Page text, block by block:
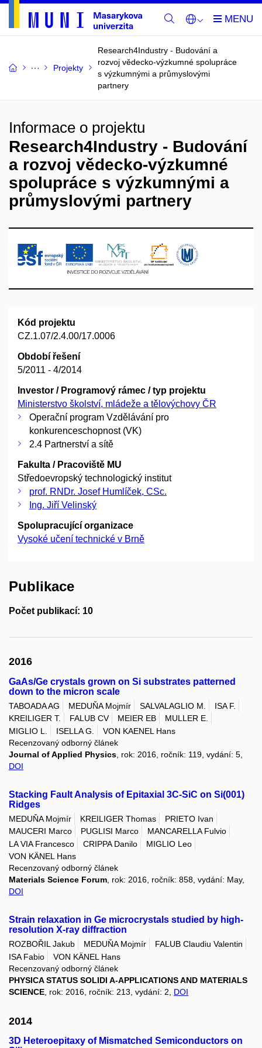
Projekty
Research4Industry - Budování a
rozvoj vědecko-výzkumné spolupráce
s výzkumnými a průmyslovými
partnery
Informace o projektu
Research4Industry - Budování
a rozvoj vědecko-výzkumné
spolupráce s výzkumnými a
průmyslovými partnery
Kód projektu
CZ.1.07/2.4.00/17.0006
Období řešení
5/2011 - 4/2014
Investor / Programový rámec / typ projektu
Ministerstvo školství, mládeže a tělovýchovy ČR
Operační program Vzdělávání pro
konkurenceschopnost (VK)
2.4 Partnerství a sítě
Fakulta / Pracoviště MU
Středoevropský technologický institut
prof. RNDr. Josef Humlíček, CSc.
Ing. Jiří Velinský
Spolupracující organizace
Vysoké učení technické v Brně
Publikace
Počet publikací: 10
2016
GaAs/Ge crystals grown on Si substrates patterned
down to the micron scale
TABOADA AG MEDUŇA Mojmír SALVALAGLIO M.
ISA F.
KREILIGER T.
FALUB CV MEIER EB
MULLER E.
MIGLIO L.
ISELLA G.
VON KAENEL Hans
Recenzovaný odborný článek
Journal of Applied Physics , rok: 2016, ročník: 119, vydání: 5,
DOI
Stacking Fault Analysis of Epitaxial 3C-SiC on Si(001)
Ridges
MEDUŇA Mojmír KREILIGER Thomas
PRIETO Ivan
MAUCERI Marco
PUGLISI Marco
MANCARELLA Fulvio
LA VIA Francesco
CRIPPA Danilo
MIGLIO Leo
VON KÄNEL Hans
Recenzovaný odborný článek
Materials Science Forum , rok: 2016, ročník: 858, vydání: May,
DOI
Strain relaxation in Ge microcrystals studied by high-
resolution X-ray diffraction
ROZBOŘIL Jakub MEDUŇA Mojmír
FALUB Claudiu Valentin
ISA Fabio
VON KÄNEL Hans
Recenzovaný odborný článek
PHYSICA STATUS SOLIDI A-APPLICATIONS AND MATERIALS
SCIENCE , rok: 2016, ročník: 213, vydání: 2, DOI
2014
3D Heteroepitaxy of Mismatched Semiconductors on